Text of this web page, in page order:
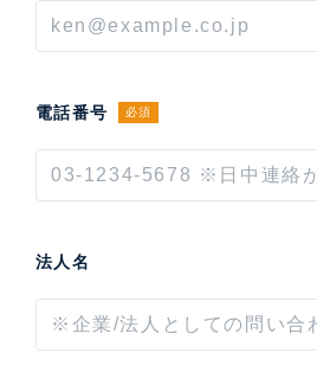
電話番号 必須
法人名